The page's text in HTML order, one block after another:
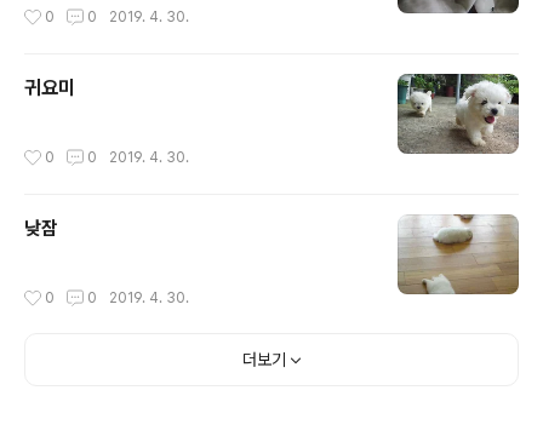
0 0 2019. 4. 30.
귀요미
0 0 2019. 4. 30.
낮잠
0 0 2019. 4. 30.
더보기